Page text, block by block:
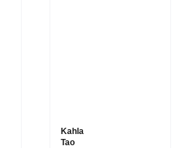
Kahla
Tao